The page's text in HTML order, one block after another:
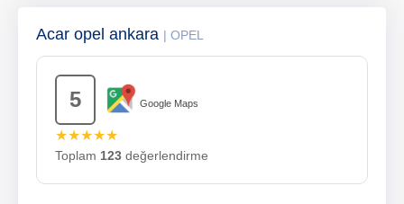
Acar opel ankara | OPEL
5 Google Maps
★★★★★
Toplam 123 değerlendirme